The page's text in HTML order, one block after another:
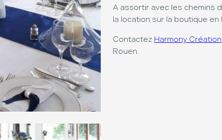
A assortir avec les chemins
la location sur la boutique en
Contactez Harmony Création
Rouen.